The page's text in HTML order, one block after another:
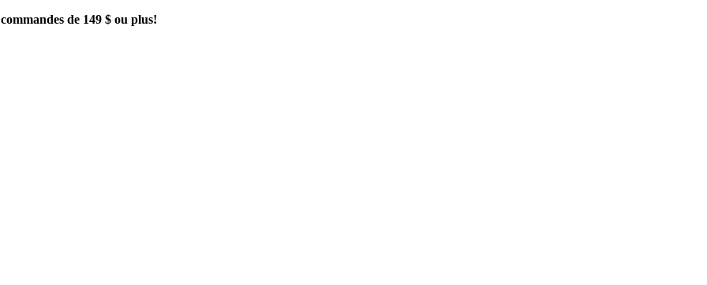
de 149 $ ou plus!